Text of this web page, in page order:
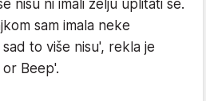
nisu ni imali želju uplitati se.
sam imala neke
to više nisu', rekla je
or Beep'.